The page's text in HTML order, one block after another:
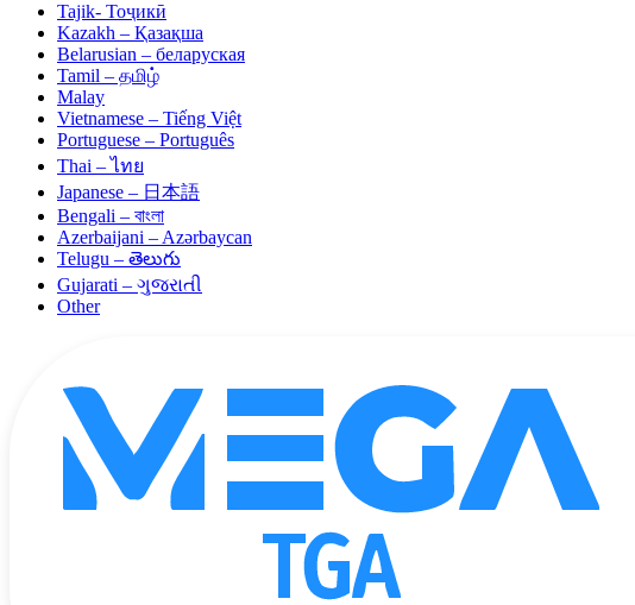
Tajik- Тоҷикӣ
Kazakh – Қазақша
Belarusian – беларуская
Tamil – தமிழ்
Malay
Vietnamese – Tiếng Việt
Portuguese – Português
Thai – ไทย
Japanese – 日本語
Bengali – বাংলা
Azerbaijani – Azərbaycan
Telugu – తెలుగు
Gujarati – ગુજરાતી
Other